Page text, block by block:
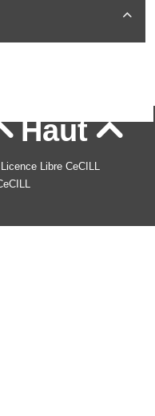

Haut
Libre CeCILL